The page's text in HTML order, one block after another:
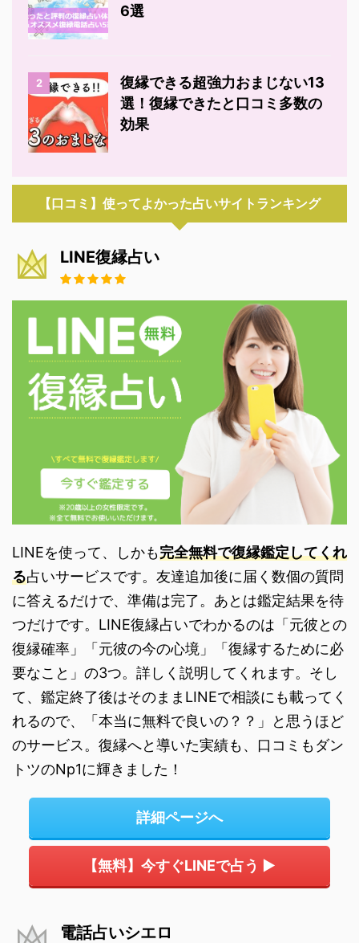
6選
2
復縁できる超強力おまじない13
選！復縁できたと口コミ多数の
効果
【口コミ】使ってよかった占いサイトランキング
LINE復縁占い
LINEを使って、しかも完全無料で復縁鑑定してくれ
る占いサービスです。友達追加後に届く数個の質問
に答えるだけで、準備は完了。あとは鑑定結果を待
つだけです。LINE復縁占いでわかるのは「元彼との
復縁確率」「元彼の今の心境」「復縁するために必
要なこと」の3つ。詳しく説明してくれます。そし
て、鑑定終了後はそのままLINEで相談にも載ってく
れるので、「本当に無料で良いの？？」と思うほど
のサービス。復縁へと導いた実績も、口コミもダン
トツのNp1に輝きました！
詳細ページへ
【無料】今すぐLINEで占う ▶
電話占いシエロ